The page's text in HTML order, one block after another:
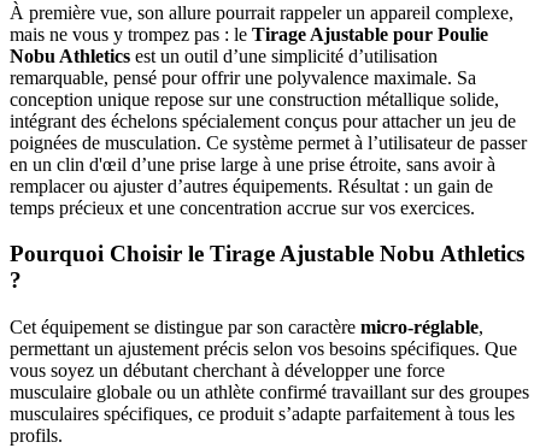
À première vue, son allure pourrait rappeler un appareil complexe,
mais ne vous y trompez pas : le Tirage Ajustable pour Poulie
Nobu Athletics est un outil d’une simplicité d’utilisation
remarquable, pensé pour offrir une polyvalence maximale. Sa
conception unique repose sur une construction métallique solide,
intégrant des échelons spécialement conçus pour attacher un jeu de
poignées de musculation. Ce système permet à l’utilisateur de passer
en un clin d'œil d’une prise large à une prise étroite, sans avoir à
remplacer ou ajuster d’autres équipements. Résultat : un gain de
temps précieux et une concentration accrue sur vos exercices.
Pourquoi Choisir le Tirage Ajustable Nobu Athletics
?
Cet équipement se distingue par son caractère micro-réglable,
permettant un ajustement précis selon vos besoins spécifiques. Que
vous soyez un débutant cherchant à développer une force
musculaire globale ou un athlète confirmé travaillant sur des groupes
musculaires spécifiques, ce produit s’adapte parfaitement à tous les
profils.